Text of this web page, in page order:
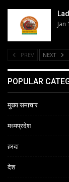
Jan
PREV NEXT
POPULAR
मुख्य समाचार
मध्यप्रदेश
हरदा
देश